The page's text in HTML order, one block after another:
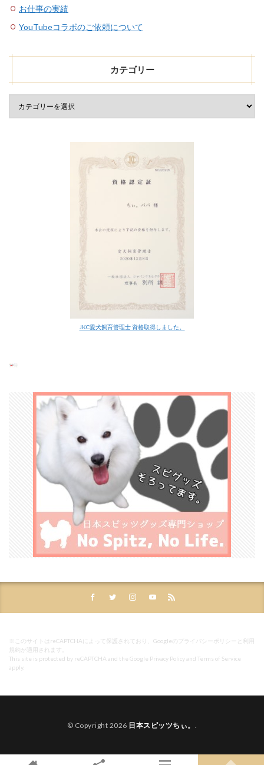
お仕事の実績
YouTubeコラボのご依頼について
カテゴリー
JKC愛犬飼育管理士 資格取得しました。
※このサイトはreCAPTCHAによって保護されており、Googleのプライバシーポリシーと利用
規約が適用されます。
This site is protected by reCAPTCHA and the Google Privacy Policyand Terms of Service
apply.
© Copyright 2026 日本スピッツちぃ。 .